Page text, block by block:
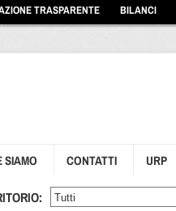
TRASPARENTE BILANCI
SIAMO CONTATTI URP